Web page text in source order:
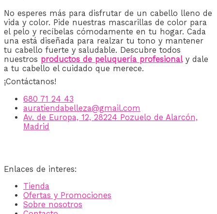
No esperes más para disfrutar de un cabello lleno de
vida y color. Pide nuestras mascarillas de color para
el pelo y recíbelas cómodamente en tu hogar. Cada
una está diseñada para realzar tu tono y mantener
tu cabello fuerte y saludable. Descubre todos
nuestros productos de peluquería profesionaly dale
a tu cabello el cuidado que merece.
¡Contáctanos!
680 71 24 43
auratiendabelleza@gmail.com
Av. de Europa, 12, 28224 Pozuelo de Alarcón,
Madrid
Enlaces de interes:
Tienda
Ofertas y Promociones
Sobre nosotros